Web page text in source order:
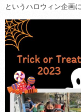
というハロウィン企画